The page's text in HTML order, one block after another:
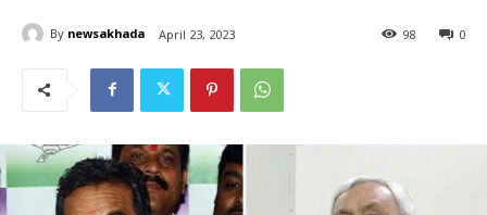
By newsakhada April 23, 2023 0
98